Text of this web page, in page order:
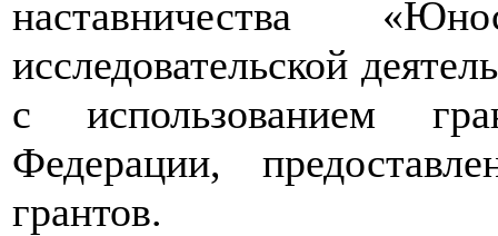
наставничества
исследовательской
с использованием
Федерации,
грантов.